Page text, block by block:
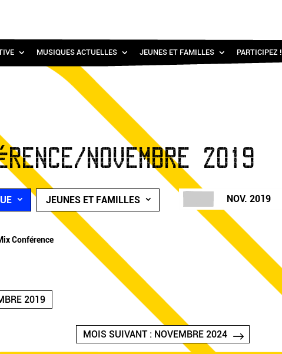
MUSIQUES ACTUELLES JEUNES ET FAMILLES PARTICIPEZ !
NOVEMBRE 2019
NOV. 2019
JEUNES ET FAMILLES
Conférence
2019
MOIS SUIVANT : NOVEMBRE 2024